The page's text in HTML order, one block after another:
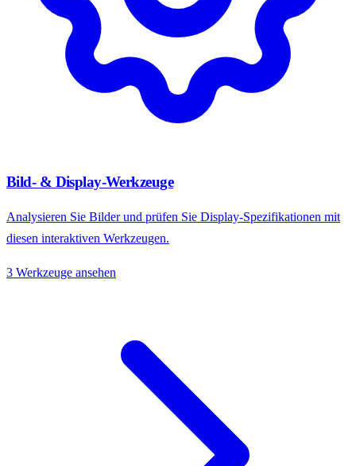
Bild- & Display-Werkzeuge
Analysieren Sie Bilder und prüfen Sie Display-Spezifikationen mit
diesen interaktiven Werkzeugen.
3 Werkzeuge ansehen